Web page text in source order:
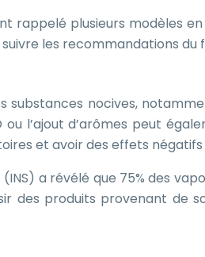
rappelé plusieurs modèles
les recommandations du
nocives,
l’ajout d’arômes peut
et avoir des effets
a révélé que 75% des
des produits provenant de